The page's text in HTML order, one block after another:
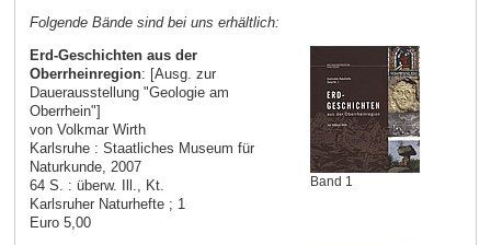
Folgende Bände sind bei uns erhältlich:
Band 1
Erd-Geschichten aus der
Oberrheinregion: [Ausg. zur
Dauerausstellung "Geologie am
Oberrhein"]
von Volkmar Wirth
Karlsruhe : Staatliches Museum für
Naturkunde, 2007
64 S. : überw. Ill., Kt.
Karlsruher Naturhefte ; 1
Euro 5,00